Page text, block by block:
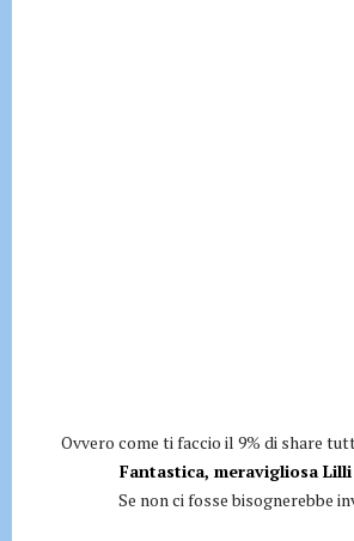
Ovvero come ti faccio il 9% di share
Fantastica, meravigliosa Lilli
Se non ci fosse bisognerebbe